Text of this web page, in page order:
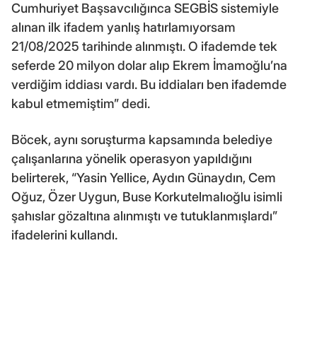
Cumhuriyet Başsavcılığınca SEGBİS sistemiyle
alınan ilk ifadem yanlış hatırlamıyorsam
21/08/2025 tarihinde alınmıştı. O ifademde tek
seferde 20 milyon dolar alıp Ekrem İmamoğlu’na
verdiğim iddiası vardı. Bu iddiaları ben ifademde
kabul etmemiştim” dedi.
Böcek, aynı soruşturma kapsamında belediye
çalışanlarına yönelik operasyon yapıldığını
belirterek, “Yasin Yellice, Aydın Günaydın, Cem
Oğuz, Özer Uygun, Buse Korkutelmalıoğlu isimli
şahıslar gözaltına alınmıştı ve tutuklanmışlardı”
ifadelerini kullandı.